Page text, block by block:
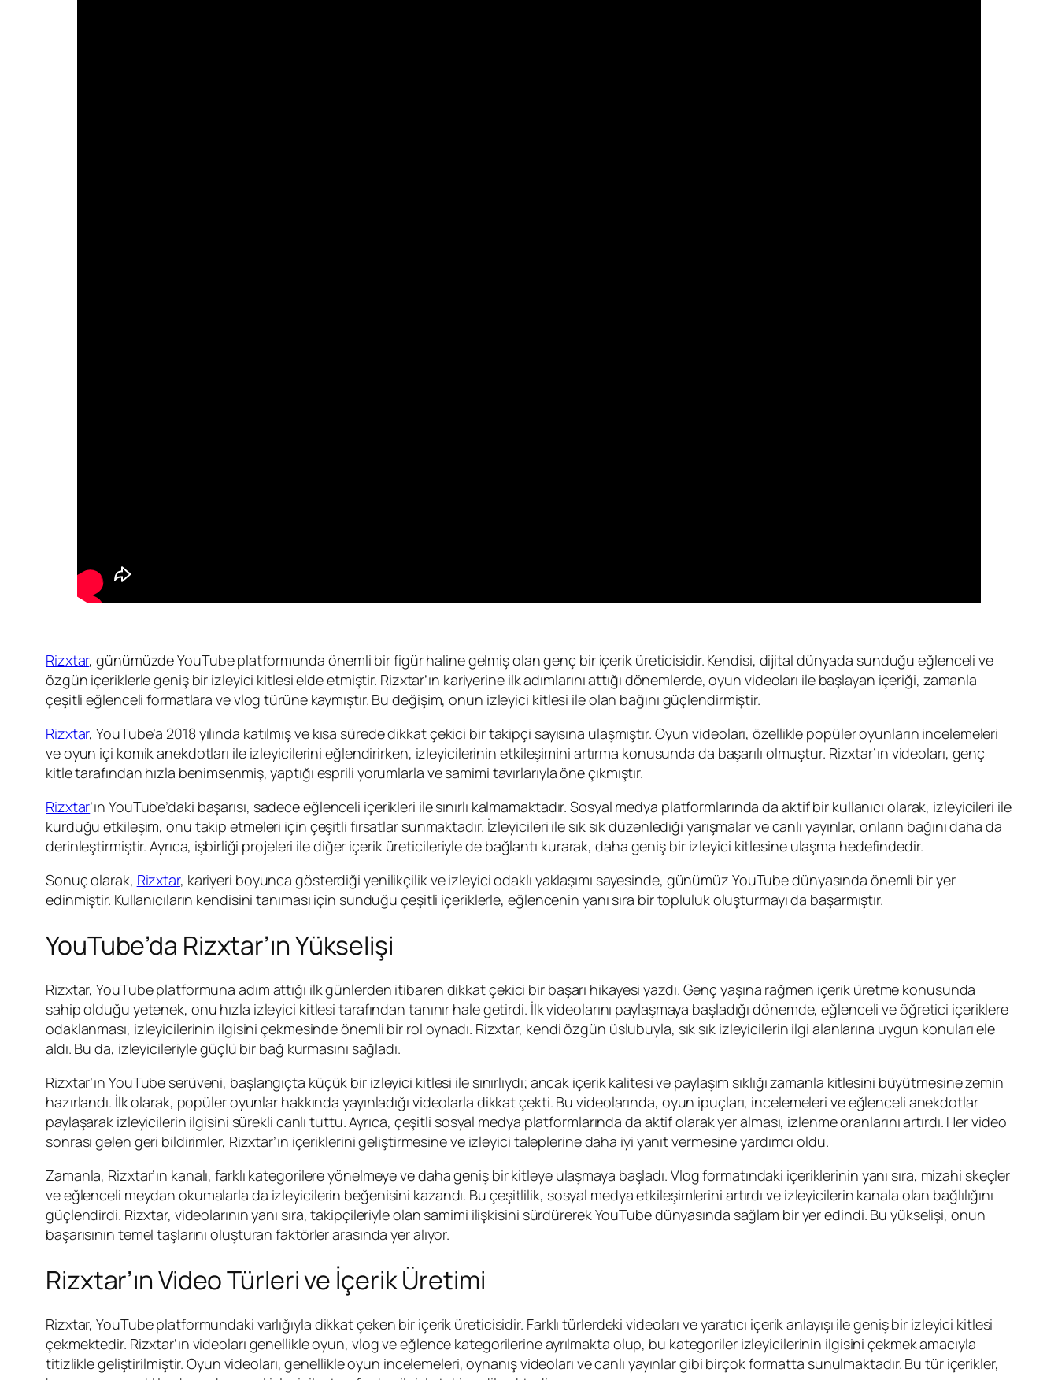
Rizxtar, günümüzde YouTube platformunda önemli bir figür haline gelmiş olan genç bir içerik üreticisidir. Kendisi, dijital dünyada sunduğu eğlenceli ve
özgün içeriklerle geniş bir izleyici kitlesi elde etmiştir. Rizxtar’ın kariyerine ilk adımlarını attığı dönemlerde, oyun videoları ile başlayan içeriği, zamanla
çeşitli eğlenceli formatlara ve vlog türüne kaymıştır. Bu değişim, onun izleyici kitlesi ile olan bağını güçlendirmiştir.
Rizxtar, YouTube’a 2018 yılında katılmış ve kısa sürede dikkat çekici bir takipçi sayısına ulaşmıştır. Oyun videoları, özellikle popüler oyunların incelemeleri
ve oyun içi komik anekdotları ile izleyicilerini eğlendirirken, izleyicilerinin etkileşimini artırma konusunda da başarılı olmuştur. Rizxtar’ın videoları, genç
kitle tarafından hızla benimsenmiş, yaptığı esprili yorumlarla ve samimi tavırlarıyla öne çıkmıştır.
Rizxtar’ın YouTube’daki başarısı, sadece eğlenceli içerikleri ile sınırlı kalmamaktadır. Sosyal medya platformlarında da aktif bir kullanıcı olarak, izleyicileri ile
kurduğu etkileşim, onu takip etmeleri için çeşitli fırsatlar sunmaktadır. İzleyicileri ile sık sık düzenlediği yarışmalar ve canlı yayınlar, onların bağını daha da
derinleştirmiştir. Ayrıca, işbirliği projeleri ile diğer içerik üreticileriyle de bağlantı kurarak, daha geniş bir izleyici kitlesine ulaşma hedefindedir.
Sonuç olarak, Rizxtar, kariyeri boyunca gösterdiği yenilikçilik ve izleyici odaklı yaklaşımı sayesinde, günümüz YouTube dünyasında önemli bir yer
edinmiştir. Kullanıcıların kendisini tanıması için sunduğu çeşitli içeriklerle, eğlencenin yanı sıra bir topluluk oluşturmayı da başarmıştır.
YouTube’da Rizxtar’ın Yükselişi
Rizxtar, YouTube platformuna adım attığı ilk günlerden itibaren dikkat çekici bir başarı hikayesi yazdı. Genç yaşına rağmen içerik üretme konusunda
sahip olduğu yetenek, onu hızla izleyici kitlesi tarafından tanınır hale getirdi. İlk videolarını paylaşmaya başladığı dönemde, eğlenceli ve öğretici içeriklere
odaklanması, izleyicilerinin ilgisini çekmesinde önemli bir rol oynadı. Rizxtar, kendi özgün üslubuyla, sık sık izleyicilerin ilgi alanlarına uygun konuları ele
aldı. Bu da, izleyicileriyle güçlü bir bağ kurmasını sağladı.
Rizxtar’ın YouTube serüveni, başlangıçta küçük bir izleyici kitlesi ile sınırlıydı; ancak içerik kalitesi ve paylaşım sıklığı zamanla kitlesini büyütmesine zemin
hazırlandı. İlk olarak, popüler oyunlar hakkında yayınladığı videolarla dikkat çekti. Bu videolarında, oyun ipuçları, incelemeleri ve eğlenceli anekdotlar
paylaşarak izleyicilerin ilgisini sürekli canlı tuttu. Ayrıca, çeşitli sosyal medya platformlarında da aktif olarak yer alması, izlenme oranlarını artırdı. Her video
sonrası gelen geri bildirimler, Rizxtar’ın içeriklerini geliştirmesine ve izleyici taleplerine daha iyi yanıt vermesine yardımcı oldu.
Zamanla, Rizxtar’ın kanalı, farklı kategorilere yönelmeye ve daha geniş bir kitleye ulaşmaya başladı. Vlog formatındaki içeriklerinin yanı sıra, mizahi skeçler
ve eğlenceli meydan okumalarla da izleyicilerin beğenisini kazandı. Bu çeşitlilik, sosyal medya etkileşimlerini artırdı ve izleyicilerin kanala olan bağlılığını
güçlendirdi. Rizxtar, videolarının yanı sıra, takipçileriyle olan samimi ilişkisini sürdürerek YouTube dünyasında sağlam bir yer edindi. Bu yükselişi, onun
başarısının temel taşlarını oluşturan faktörler arasında yer alıyor.
Rizxtar’ın Video Türleri ve İçerik Üretimi
Rizxtar, YouTube platformundaki varlığıyla dikkat çeken bir içerik üreticisidir. Farklı türlerdeki videoları ve yaratıcı içerik anlayışı ile geniş bir izleyici kitlesi
çekmektedir. Rizxtar’ın videoları genellikle oyun, vlog ve eğlence kategorilerine ayrılmakta olup, bu kategoriler izleyicilerinin ilgisini çekmek amacıyla
titizlikle geliştirilmiştir. Oyun videoları, genellikle oyun incelemeleri, oynanış videoları ve canlı yayınlar gibi birçok formatta sunulmaktadır. Bu tür içerikler,